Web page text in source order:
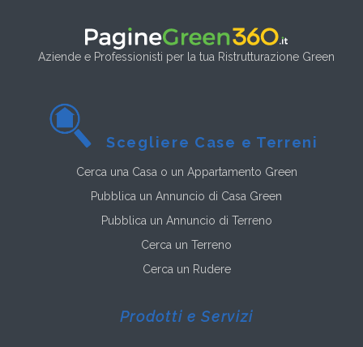
Aziende e Professionisti per la tua Ristrutturazione Green
Scegliere Case e Terreni
Cerca una Casa o un Appartamento Green
Pubblica un Annuncio di Casa Green
Pubblica un Annuncio di Terreno
Cerca un Terreno
Cerca un Rudere
Prodotti e Servizi